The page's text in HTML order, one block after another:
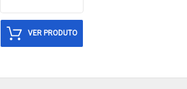
VER PRODUTO